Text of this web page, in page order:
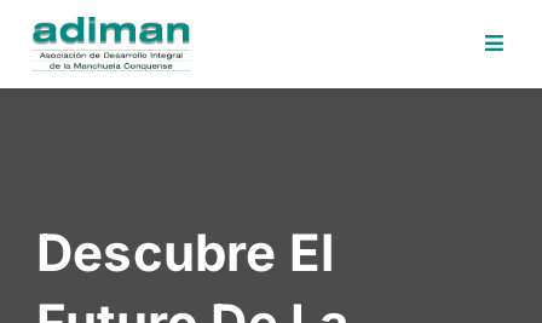
Desafios
Descubre El